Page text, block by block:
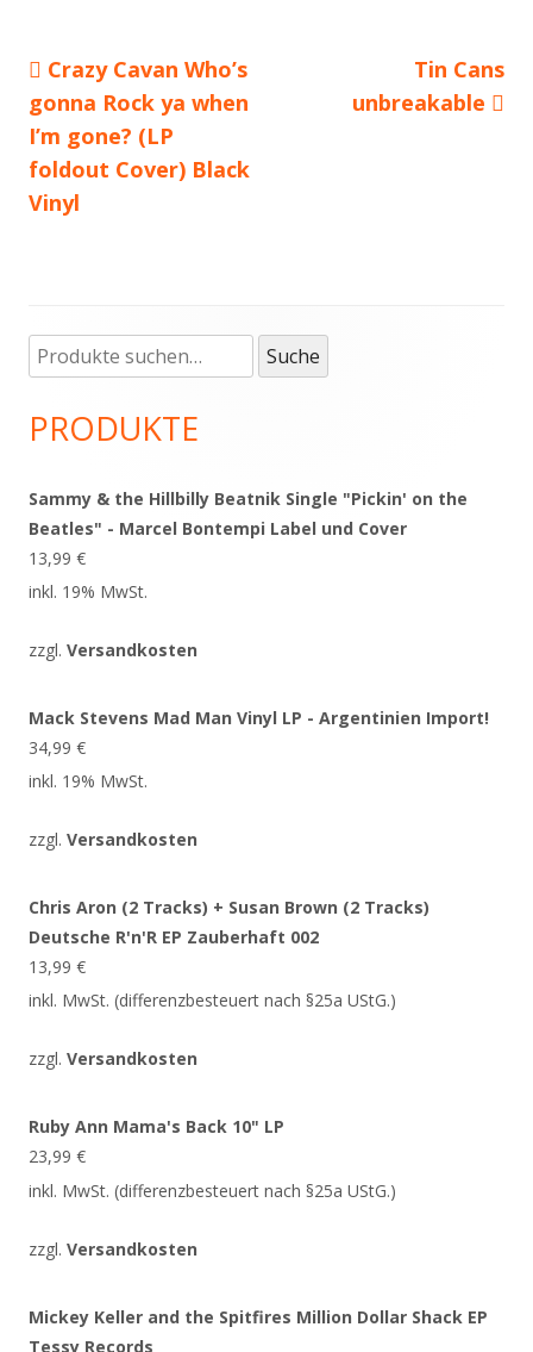
Beitragsnavigation
Vorheriger
Beitrag:
Crazy Cavan Who’s
gonna Rock ya when
I’m gone? (LP
foldout Cover) Black
Vinyl
Nächster
Beitrag
Tin Cans
unbreakable
Haupt-
Seitenleiste
Suche
nach:
Suche
PRODUKTE
Sammy & the Hillbilly Beatnik Single "Pickin' on the
Beatles" - Marcel Bontempi Label und Cover
13,99 €
inkl. 19% MwSt.
zzgl. Versandkosten
Mack Stevens Mad Man Vinyl LP - Argentinien Import!
34,99 €
inkl. 19% MwSt.
zzgl. Versandkosten
Chris Aron (2 Tracks) + Susan Brown (2 Tracks)
Deutsche R'n'R EP Zauberhaft 002
13,99 €
inkl. MwSt. (differenzbesteuert nach §25a UStG.)
zzgl. Versandkosten
Ruby Ann Mama's Back 10" LP
23,99 €
inkl. MwSt. (differenzbesteuert nach §25a UStG.)
zzgl. Versandkosten
Mickey Keller and the Spitfires Million Dollar Shack EP
Tessy Records